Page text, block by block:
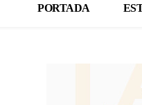
PORTADA